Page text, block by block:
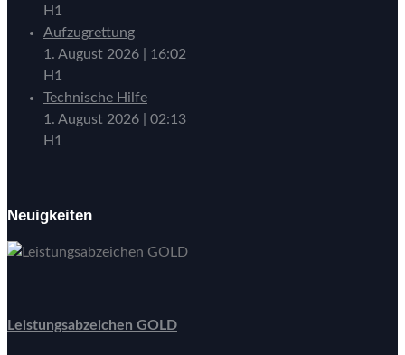
H1
Aufzugrettung
1. August 2026
16:02
H1
Technische Hilfe
1. August 2026
02:13
H1
Neuigkeiten
Leistungsabzeichen GOLD